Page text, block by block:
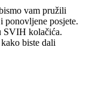
vam pružili
ponovljene posjete.
SVIH kolačića.
biste dali